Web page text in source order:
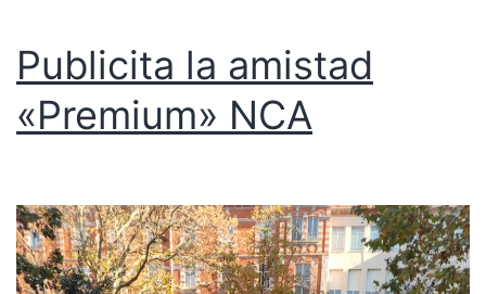
Publicita la amistad
«Premium» NCA